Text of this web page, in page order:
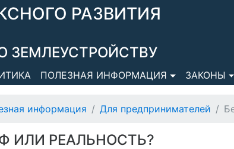
РАЗВИТИЯ
ЗЕМЛЕУСТРОЙСТВУ
ПОЛЕЗНАЯ ИНФОРМАЦИЯ ЗАКОНЫ
информация Для предпринимателей
ИЛИ РЕАЛЬНОСТЬ?